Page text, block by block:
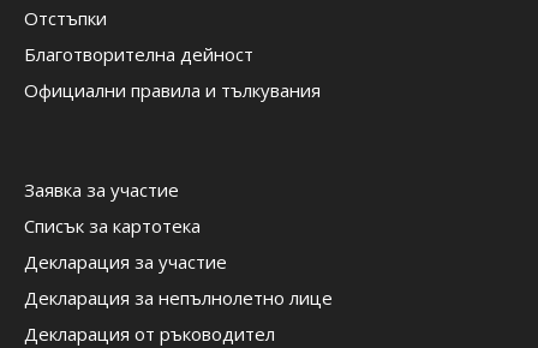
Отстъпки
Благотворителна дейност
Официални правила и тълкувания
Заявка за участие
Списък за картотека
Декларация за участие
Декларация за непълнолетно лице
Декларация от ръководител